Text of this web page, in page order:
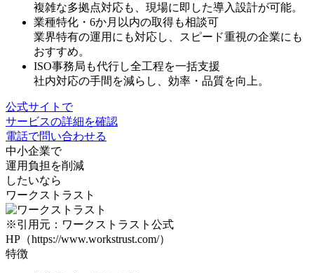
複雑な多拠点対応も、現場に即した導入設計が可能。
業種特化・6か月以内の取得も相談可
業界特有の運用にも対応し、スピード重視の企業にも
おすすめ。
ISO事務局も代行し全工程を一括支援
社内対応の手間を減らし、効率・品質を向上。
公式サイトで
サービスの詳細を確認
電話で問い合わせる
中小企業で
運用負担を削減
したいなら
ワークストラスト
※引用元：ワークストラスト公式
HP（https://www.workstrust.com/）
特徴